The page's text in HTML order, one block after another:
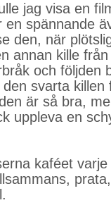
jag visa en
spännande
den, när
annan kille
och följden
svarta killen
är så bra,
uppleva en
kaféet